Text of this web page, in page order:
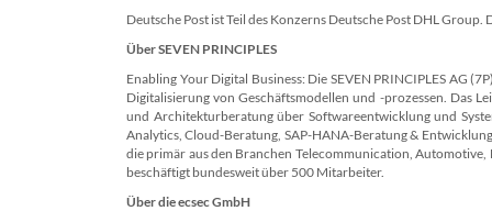
Deutsche Post ist Teil des Konzerns Deutsche Post DHL
Über SEVEN PRINCIPLES
Enabling Your Digital Business: Die SEVEN PRINCIPLES AG
Digitalisierung von Geschäftsmodellen und -prozessen. Das
und Architekturberatung über Softwareentwicklung und
Analytics, Cloud-Beratung, SAP-HANA-Beratung &
die primär aus den Branchen Telecommunication,
beschäftigt bundesweit über 500 Mitarbeiter.
Über die ecsec GmbH